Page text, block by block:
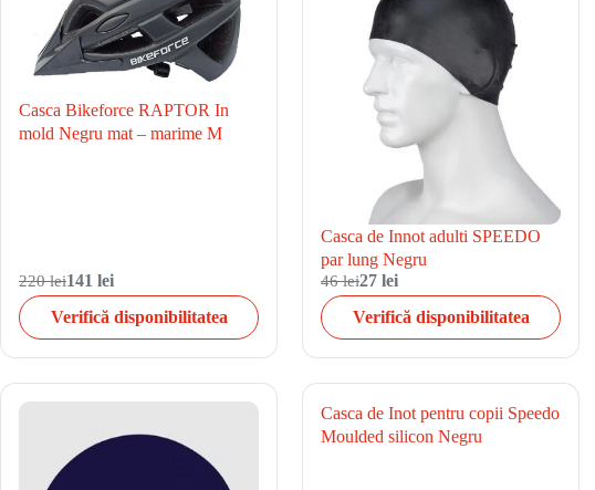
Casca Bikeforce RAPTOR In
mold Negru mat – marime M
220 lei141 lei
Verifică disponibilitatea
Casca de Innot adulti SPEEDO
par lung Negru
46 lei27 lei
Verifică disponibilitatea
Casca de Inot pentru copii Speedo
Moulded silicon Negru